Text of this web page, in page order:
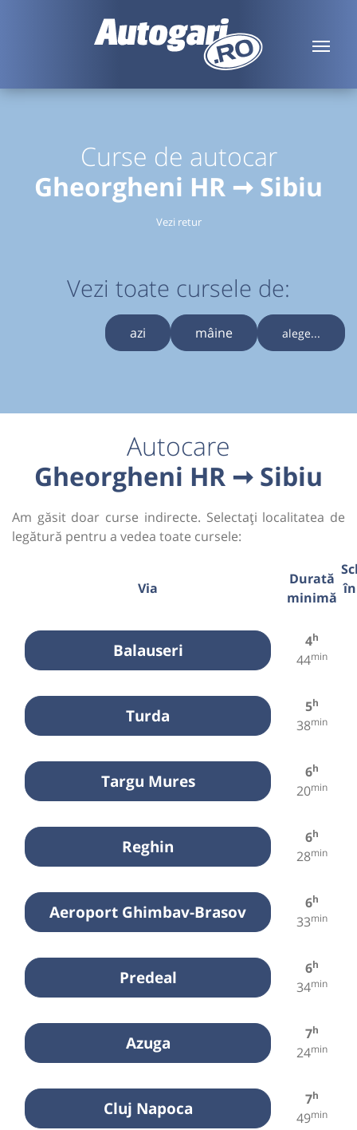
Curse de autocar
Gheorgheni HR ➞ Sibiu
Vezi retur
Vezi toate cursele de:
azi mâine alege...
Autocare
Gheorgheni HR ➞ Sibiu
Am găsit doar curse indirecte. Selectați localitatea de
legătură pentru a vedea toate cursele:
Via
Durată
minimă
Balauseri 4h
44min
Turda 5h
38min
Targu Mures 6h
20min
Reghin 6h
28min
Aeroport Ghimbav-Brasov 6h
33min
Predeal 6h
34min
Azuga 7h
24min
Cluj Napoca 7h
49min